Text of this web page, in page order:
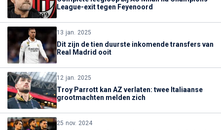
League-exit tegen Feyenoord
13 jan. 2025
Dit zijn de tien duurste inkomende transfers van
Real Madrid ooit
12 jan. 2025
Troy Parrott kan AZ verlaten: twee Italiaanse
grootmachten melden zich
25 nov. 2024